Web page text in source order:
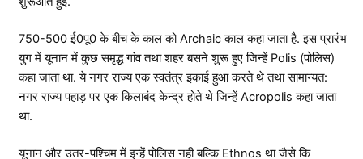
750-500 ई0पू0 के बीच के काल को Archaic काल कहा जाता है. इस प्रारंभ
युग में यूनान में कुछ समृद्ध गांव तथा शहर बसने शुरू हुए जिन्हें Polis (पोलिस)
कहा जाता था. ये नगर राज्य एक स्वतंत्र इकाई हुआ करते थे तथा सामान्यत:
नगर राज्य पहाड़ पर एक किलाबंद केन्द्र होते थे जिन्हें Acropolis कहा जाता
था.
यूनान और उतर-पश्चिम में इन्हें पोलिस नही बल्कि Ethnos था जैसे कि